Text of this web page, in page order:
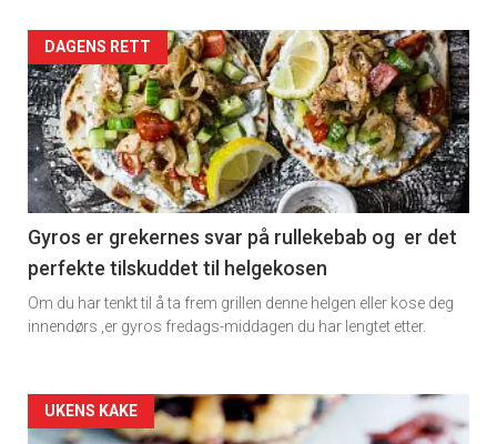
Artikler
detail
-
section
11
Dagens
rett
DAGENS RETT
Gyros er grekernes svar på rullekebab og er det
perfekte tilskuddet til helgekosen
Om du har tenkt til å ta frem grillen denne helgen eller kose deg
innendørs ,er gyros fredags-middagen du har lengtet etter.
Artikler
UKENS KAKE